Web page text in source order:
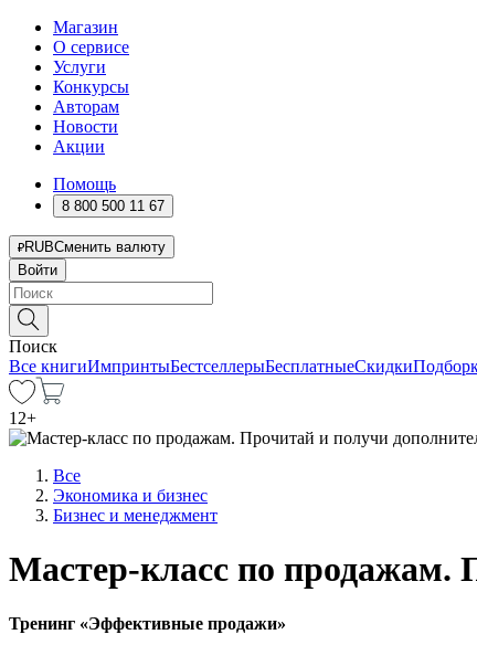
Магазин
О сервисе
Услуги
Конкурсы
Авторам
Новости
Акции
Помощь
8 800 500 11 67
RUBСменить валюту
Войти
Поиск
Все книгиИмпринтыБестселлерыБесплатныеСкидки
12+
Все
Экономика и бизнес
Бизнес и менеджмент
Мастер-класс по продажам.
Тренинг «Эффективные продажи»